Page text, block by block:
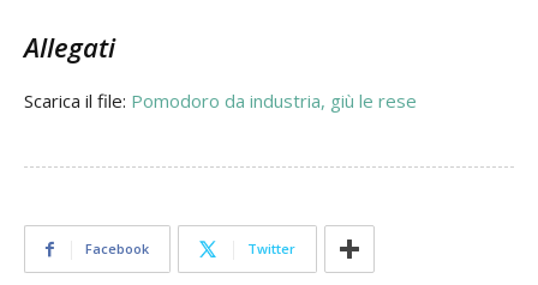
Allegati
Scarica il file: Pomodoro da industria, giù le rese
Facebook Twitter